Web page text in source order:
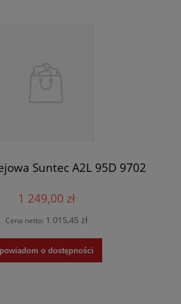
Suntec A2L 95D 9702
1 249,00 zł
Cena netto: 1 015,45 zł
powiadom o dostępności